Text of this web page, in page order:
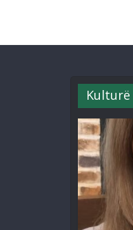
Kulturë